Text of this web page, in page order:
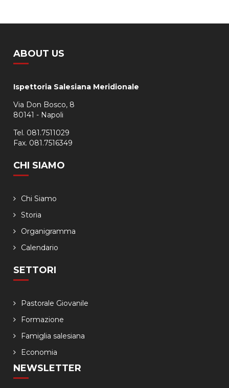
ABOUT US
Ispettoria Salesiana Meridionale
Via Don Bosco, 8
80141 - Napoli
Tel. 081.7511029
Fax. 081.7516349
CHI SIAMO
Chi Siamo
Storia
Organigramma
Calendario
SETTORI
Pastorale Giovanile
Formazione
Famiglia salesiana
Economia
NEWSLETTER